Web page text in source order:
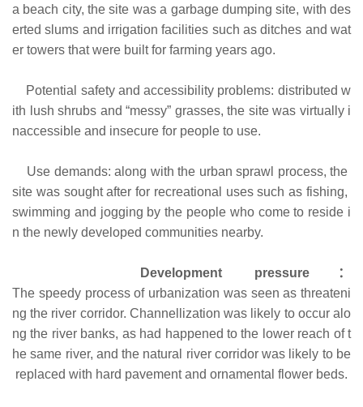
a beach city, the site was a garbage dumping site, with des
erted slums and irrigation facilities such as ditches and wat
er towers that were built for farming years ago.
Potential safety and accessibility problems: distributed w
ith lush shrubs and “messy” grasses, the site was virtually i
naccessible and insecure for people to use.
Use demands: along with the urban sprawl process, the
site was sought after for recreational uses such as fishing,
swimming and jogging by the people who come to reside i
n the newly developed communities nearby.
Development pressure：
The speedy process of urbanization was seen as threateni
ng the river corridor. Channellization was likely to occur alo
ng the river banks, as had happened to the lower reach of t
he same river, and the natural river corridor was likely to be
replaced with hard pavement and ornamental flower beds.